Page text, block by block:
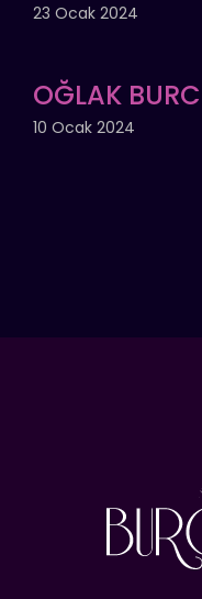
23 Ocak 2024
OĞLAK
10 Ocak 2024